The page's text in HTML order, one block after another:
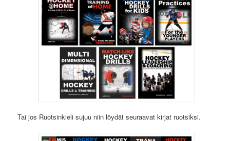
Tai jos Ruotsinkieli sujuu niin löydät seuraavat kirjat ruotsiksi.